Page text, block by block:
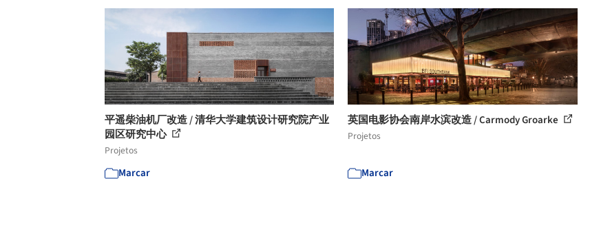
平遥柴油机厂改造 / 清华大学建筑设计研究院产业
园区研究中心
Projetos
Marcar
英国电影协会南岸水滨改造 / Carmody Groarke
Projetos
Marcar